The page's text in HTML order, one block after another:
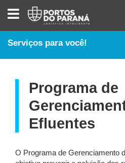
MEIO
AMBIENTE
SAÚDE
E
SEGURANÇA
Serviços para você!
Programa de
Efluentes
O Programa de Gerenciamento